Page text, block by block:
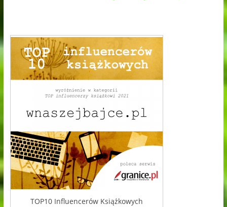
TOP10 Influencerów Książkowych